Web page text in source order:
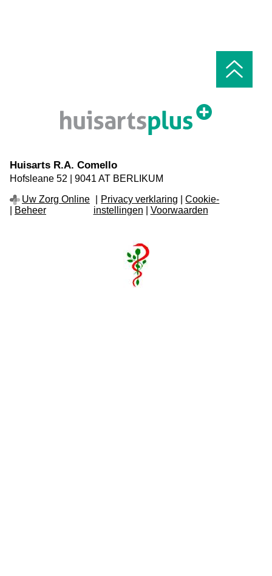
Huisarts R.A. Comello
Hofsleane 52 9041 AT BERLIKUM
Uw Zorg Online
Beheer
Privacy verklaring |Cookie-
instellingen
Voorwaarden